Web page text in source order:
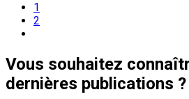
1
2
Vous souhaitez
dernières publications ?